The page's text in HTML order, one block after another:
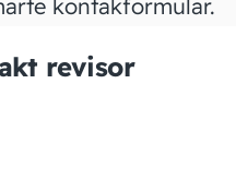
kontakformular.
revisor